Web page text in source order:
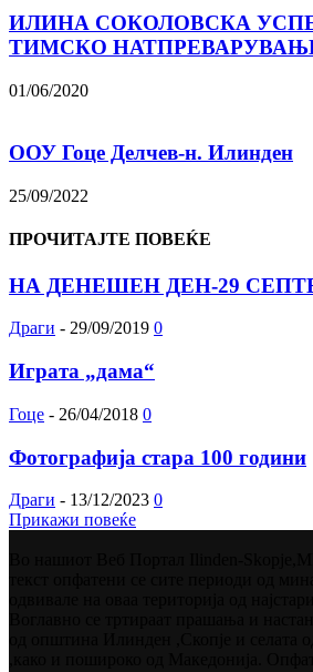
ИЛИНА СОКОЛОВСКА
ТИМСКО
01/06/2020
ООУ Гоце Делчев-н. Илинден
25/09/2022
ПРОЧИТАЈТЕ ПОВЕЌЕ
НА ДЕНЕШЕН ДЕН-29
Драги - 29/09/2019 0
Играта „дама“
Гоце - 26/04/2018 0
Фотографија стара 100 години
Драги - 13/12/2023 0
Прикажи повеќе